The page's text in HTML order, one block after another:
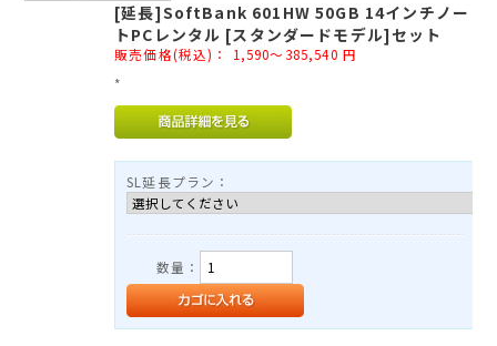
お申し込み
TEL：03-3525-8351
info@rental-store.jp
平日 10:00-19:00 土日祝11:00-18:00
東京都千代田区神田須田町1-5 KSビル2F
[延長]SoftBank 601HW 50GB 14インチノー
トPCレンタル [スタンダードモデル]セット
販売価格(税込)： 1,590～385,540 円
*
SL延長プラン：
数量：